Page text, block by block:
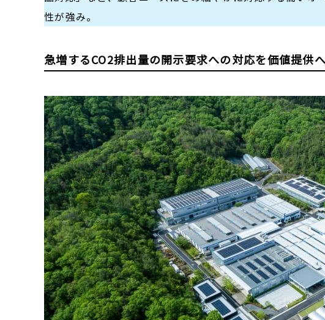
性が強み。
急増するCO2排出量の開示要求への対応を価値提供